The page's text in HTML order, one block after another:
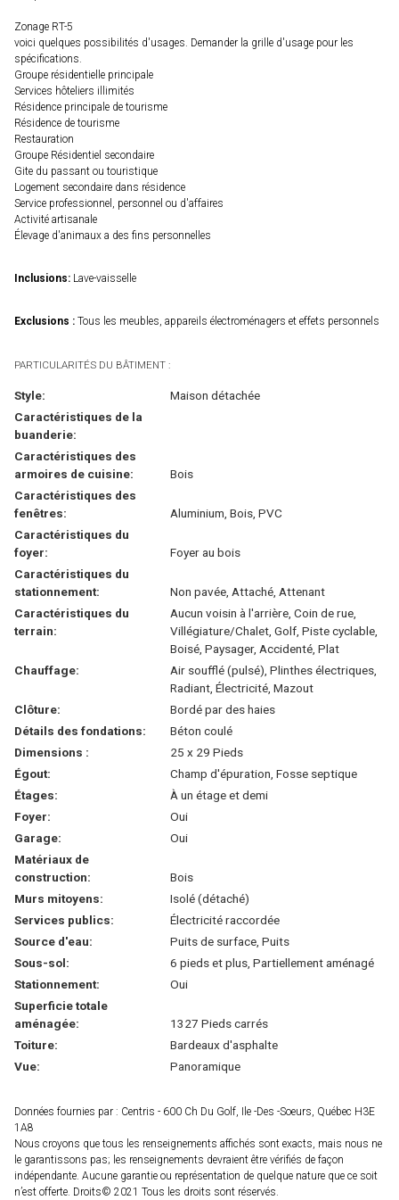
Zonage RT-5
voici quelques possibilités d'usages. Demander la grille d'usage pour les
spécifications.
Groupe résidentielle principale
Services hôteliers illimités
Résidence principale de tourisme
Résidence de tourisme
Restauration
Groupe Résidentiel secondaire
Gite du passant ou touristique
Logement secondaire dans résidence
Service professionnel, personnel ou d'affaires
Activité artisanale
Élevage d'animaux a des fins personnelles
Inclusions: Lave-vaisselle
Exclusions : Tous les meubles, appareils électroménagers et effets personnels
PARTICULARITÉS DU BÂTIMENT :
Style:
Maison détachée
Caractéristiques de la
buanderie:
Caractéristiques des
armoires de cuisine:
Bois
Caractéristiques des
fenêtres:
Aluminium, Bois, PVC
Caractéristiques du
foyer:
Foyer au bois
Caractéristiques du
stationnement:
Non pavée, Attaché, Attenant
Caractéristiques du
terrain:
Aucun voisin à l'arrière, Coin de rue,
Villégiature/Chalet, Golf, Piste cyclable,
Boisé, Paysager, Accidenté, Plat
Chauffage:
Air soufflé (pulsé), Plinthes électriques,
Radiant, Électricité, Mazout
Clôture:
Bordé par des haies
Détails des fondations:
Béton coulé
Dimensions :
25 x 29 Pieds
Égout:
Champ d'épuration, Fosse septique
Étages:
À un étage et demi
Foyer:
Oui
Garage:
Oui
Matériaux de
construction:
Bois
Murs mitoyens:
Isolé (détaché)
Services publics:
Électricité raccordée
Source d'eau:
Puits de surface, Puits
Sous-sol:
6 pieds et plus, Partiellement aménagé
Stationnement:
Oui
Superficie totale
aménagée:
1327 Pieds carrés
Toiture:
Bardeaux d'asphalte
Vue:
Panoramique
Données fournies par : Centris - 600 Ch Du Golf, Ile -Des -Soeurs, Québec H3E
1A8
Nous croyons que tous les renseignements affichés sont exacts, mais nous ne
le garantissons pas; les renseignements devraient être vérifiés de façon
indépendante. Aucune garantie ou représentation de quelque nature que ce soit
n’est offerte. Droits© 2021 Tous les droits sont réservés.